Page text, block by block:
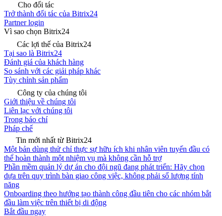
Cho đối tác
Trở thành đối tác của Bitrix24
Partner login
Vì sao chọn Bitrix24
Các lợi thế của Bitrix24
Tại sao là Bitrix24
Đánh giá của khách hàng
So sánh với các giải pháp khác
Tùy chỉnh sản phẩm
Công ty của chúng tôi
Giới thiệu về chúng tôi
Liên lạc với chúng tôi
Trong báo chí
Pháp chế
Tin mới nhất từ Bitrix24
Một bản dùng thử chỉ thực sự hữu ích khi nhân viên tuyến đầu có
thể hoàn thành một nhiệm vụ mà không cần hỗ trợ
Phần mềm quản lý dự án cho đội ngũ đang phát triển: Hãy chọn
dựa trên quy trình bàn giao công việc, không phải số lượng tính
năng
Onboarding theo hướng tạo thành công đầu tiên cho các nhóm bắt
đầu làm việc trên thiết bị di động
Bắt đầu ngay